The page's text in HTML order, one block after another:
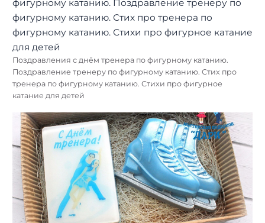
Поздравления с днём тренера по фигурному катанию.
Поздравление тренеру по фигурному катанию. Стих про
тренера по фигурному катанию. Стихи про фигурное
катание для детей